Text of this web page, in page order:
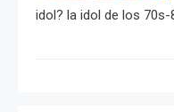
idol? la idol de los 70s-